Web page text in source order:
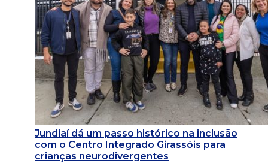
Jundiaí dá um passo histórico na inclusão
com o Centro Integrado Girassóis para
crianças neurodivergentes